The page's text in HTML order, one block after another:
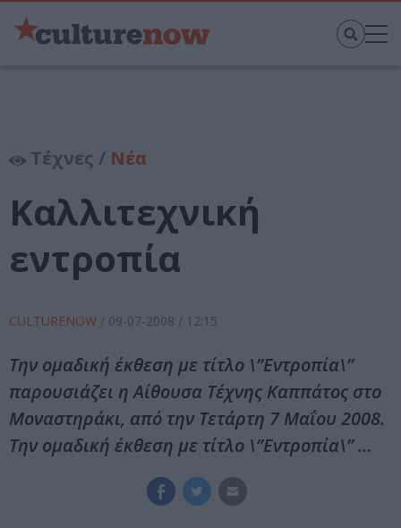
Τέχνες / Νέα
Καλλιτεχνική
εντροπία
CULTURENOW / 09-07-2008 / 12:15
Την ομαδική έκθεση με τίτλο \”Εντροπία\”
παρουσιάζει η Αίθουσα Τέχνης Καππάτος στο
Μοναστηράκι, από την Τετάρτη 7 Μαΐου 2008.
Την ομαδική έκθεση με τίτλο \”Εντροπία\” …